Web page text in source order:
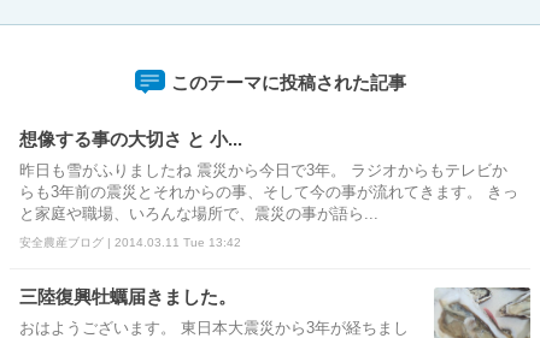
このテーマに投稿された記事
想像する事の大切さ と 小...
昨日も雪がふりましたね 震災から今日で3年。 ラジオからもテレビか
らも3年前の震災とそれからの事、そして今の事が流れてきます。 きっ
と家庭や職場、いろんな場所で、震災の事が語ら...
安全農産ブログ | 2014.03.11 Tue 13:42
三陸復興牡蠣届きました。
おはようございます。 東日本大震災から3年が経ちまし